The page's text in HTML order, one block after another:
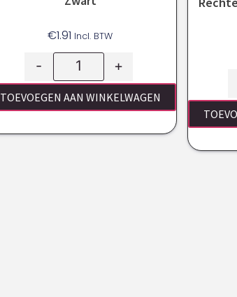
€1.91 Incl. BTW
- +
TOEVOEGEN AAN WINKELWAGEN